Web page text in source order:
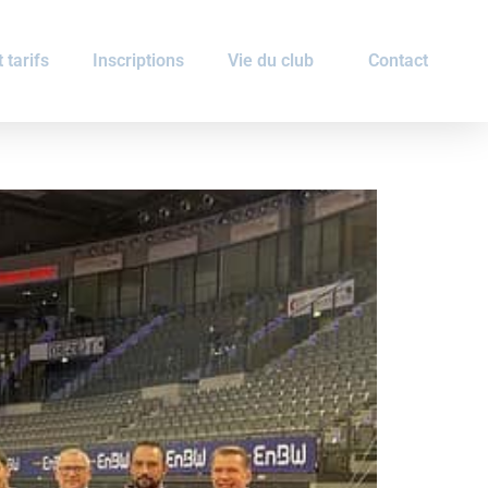
tarifs Inscriptions Vie du club Contact